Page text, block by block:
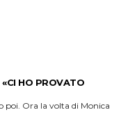
«CI HO PROVATO
poi. Ora la volta di Monica